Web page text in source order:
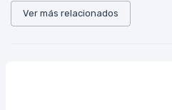
Ver más relacionados